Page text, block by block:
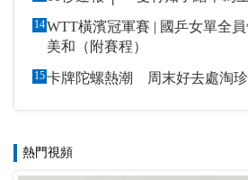
14WTT橫濱冠軍賽 | 國乒女單全
美和（附賽程）
15卡牌陀螺熱潮 周末好去處淘
熱門視頻